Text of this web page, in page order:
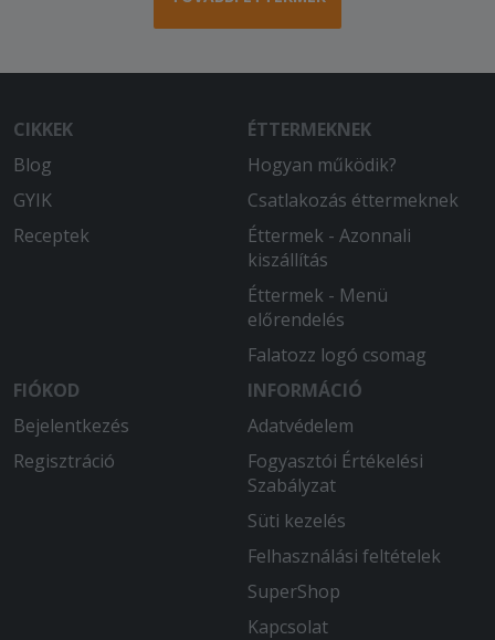
CIKKEK
Blog
GYIK
Receptek
ÉTTERMEKNEK
Hogyan működik?
Csatlakozás éttermeknek
Éttermek - Azonnali
kiszállítás
Éttermek - Menü
előrendelés
Falatozz logó csomag
FIÓKOD
Bejelentkezés
Regisztráció
INFORMÁCIÓ
Adatvédelem
Fogyasztói Értékelési
Szabályzat
Süti kezelés
Felhasználási feltételek
SuperShop
Kapcsolat